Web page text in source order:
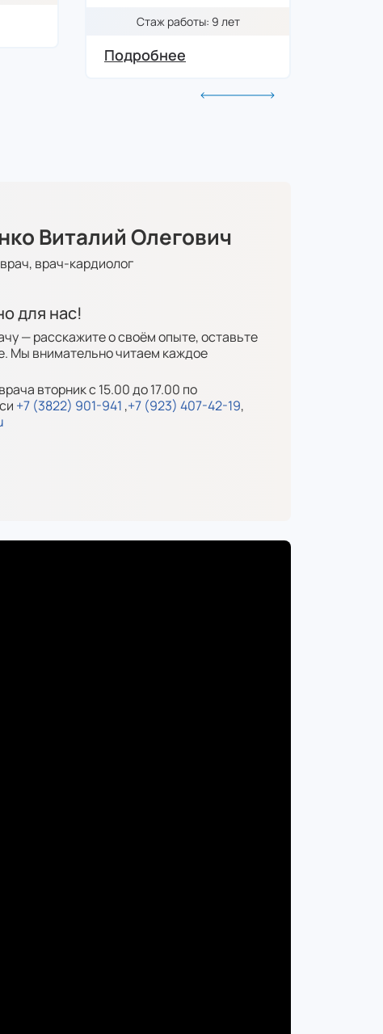
Стаж работы: 9 лет
Подробнее
Виталий Олегович
врач-кардиолог
для нас!
— расскажите о своём опыте, оставьте
Мы внимательно читаем каждое
вторник с 15.00 до 17.00 по
+7 (3822) 901-941 ,+7 (923) 407-42-19,